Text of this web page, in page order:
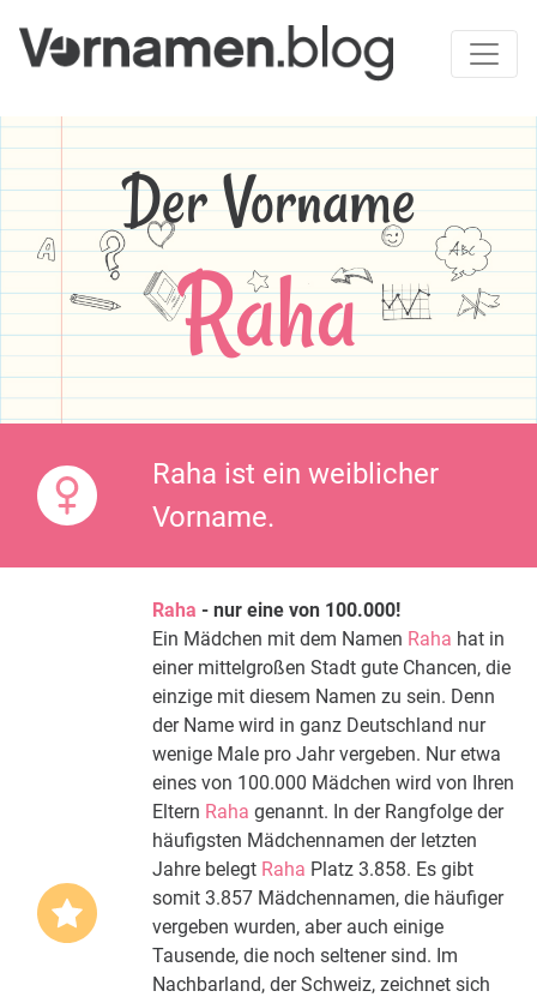
Der Vorname
Raha
Raha ist ein weiblicher
Vorname.
Raha - nur eine von 100.000!
Ein Mädchen mit dem Namen Raha hat in
einer mittelgroßen Stadt gute Chancen, die
einzige mit diesem Namen zu sein. Denn
der Name wird in ganz Deutschland nur
wenige Male pro Jahr vergeben. Nur etwa
eines von 100.000 Mädchen wird von Ihren
Eltern Raha genannt. In der Rangfolge der
häufigsten Mädchennamen der letzten
Jahre belegt Raha Platz 3.858. Es gibt
somit 3.857 Mädchennamen, die häufiger
vergeben wurden, aber auch einige
Tausende, die noch seltener sind. Im
Nachbarland, der Schweiz, zeichnet sich